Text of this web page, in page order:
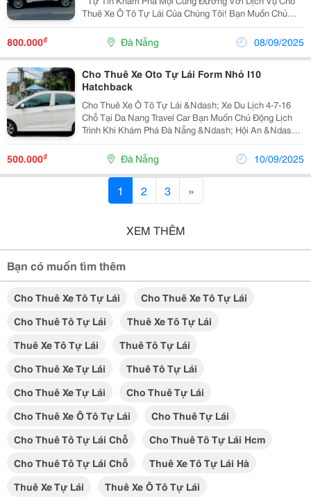
Thuê Xe Ô Tô Tự Lái Của Chúng Tôi! Bạn Muốn Chủ
Động Và Riêng Tư Trong Vấn Đề Di Chuyển? Bạn Có
Công Việc Hoặc Đi Du Lịch Với Gia Đình, Bạn...
800.000₫ Đà Nẵng 08/09/2025
Cho Thuê Xe Oto Tự Lái Form Nhỏ I10
Hatchback
Cho Thuê Xe Ô Tô Tự Lái &Ndash; Xe Du Lịch 4-7-16
Chỗ Tại Da Nang Travel Car Bạn Muốn Chủ Động Lịch
Trình Khi Khám Phá Đà Nẵng &Ndash; Hội An &Ndash;
Huế? Da Nang Travel Car Mang Đến Dịch Vụ Cho Thuê
Xe Ô Tô Tự Lái Và Xe Du Lịch 4-7-16 Chỗ Hiện...
500.000₫ Đà Nẵng 10/09/2025
1 2 3 »
XEM THÊM
Bạn có muốn tìm thêm
Cho Thuê Xe Tô Tự Lái
Cho Thuê Xe Tô Tự Lái
Cho Thuê Tô Tự Lái
Thuê Xe Tô Tự Lái
Thuê Xe Tô Tự Lái
Thuê Tô Tự Lái
Cho Thuê Xe Tự Lái
Thuê Tô Tự Lái
Cho Thuê Xe Tự Lái
Cho Thuê Tự Lái
Cho Thuê Xe Ô Tô Tự Lái
Cho Thuê Tự Lái
Cho Thuê Tô Tự Lái Chỗ
Cho Thuê Tô Tự Lái Hcm
Cho Thuê Tô Tự Lái Chỗ
Thuê Xe Tô Tự Lái Hà
Thuê Xe Tự Lái
Thuê Xe Ô Tô Tự Lái